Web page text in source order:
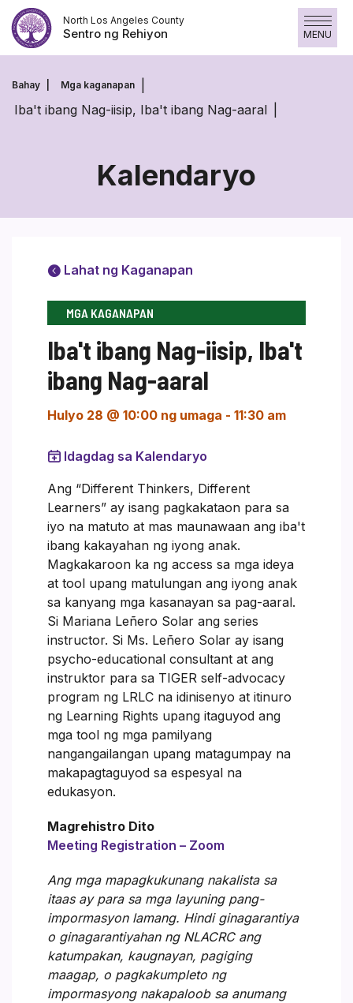
Laktawan
ang
nilalaman
North Los Angeles County
Sentro ng Rehiyon MENU
Bahay Mga kaganapan
Iba't ibang Nag-iisip, Iba't ibang Nag-aaral
Kalendaryo
Lahat ng Kaganapan
MGA KAGANAPAN
Iba't ibang Nag-iisip, Iba't
ibang Nag-aaral
Hulyo 28 @ 10:00 ng umaga - 11:30 am
Idagdag sa Kalendaryo
Ang “Different Thinkers, Different
Learners” ay isang pagkakataon para sa
iyo na matuto at mas maunawaan ang iba't
ibang kakayahan ng iyong anak.
Magkakaroon ka ng access sa mga ideya
at tool upang matulungan ang iyong anak
sa kanyang mga kasanayan sa pag-aaral.
Si Mariana Leñero Solar ang series
instructor. Si Ms. Leñero Solar ay isang
psycho-educational consultant at ang
instruktor para sa TIGER self-advocacy
program ng LRLC na idinisenyo at itinuro
ng Learning Rights upang itaguyod ang
mga tool ng mga pamilyang
nangangailangan upang matagumpay na
makapagtaguyod sa espesyal na
edukasyon.
Magrehistro Dito
Meeting Registration – Zoom
Ang mga mapagkukunang nakalista sa
itaas ay para sa mga layuning pang-
impormasyon lamang. Hindi ginagarantiya
o ginagarantiyahan ng NLACRC ang
katumpakan, kaugnayan, pagiging
maagap, o pagkakumpleto ng
impormasyong nakapaloob sa anumang